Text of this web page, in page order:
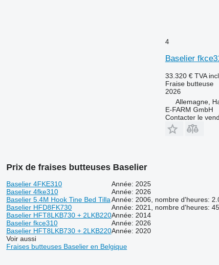
4
Baselier
33.320 € TVA
Fraise butteuse
2026
Allemagne,
E-FARM GmbH
Contacter le
Prix de fraises butteuses Baselier
Baselier 4FKE310 Année: 2025
Baselier 4fke310
Année: 2026
Baselier 5.4M Hook Tine Bed TillaAnnée: 2006, nombre d'heures:
Baselier HFD8FK730
Année: 2021, nombre d'heures:
Baselier HFT8LKB730 + 2LKB220Année: 2014
Baselier fkce310
Année: 2026
Baselier HFT8LKB730 + 2LKB220Année: 2020
Voir aussi
Fraises butteuses Baselier en Belgique